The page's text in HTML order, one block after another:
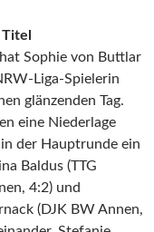
Sophie von Buttlar
Liga-Spielerin
glänzenden Tag.
eine Niederlage
der Hauptrunde ein
Baldus (TTG
4:2) und
(DJK BW Annen,